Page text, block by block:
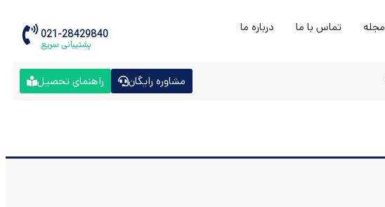
مجله تماس با ما درباره ما 021-28429840
پشتیبانی سریع
مشاوره رایگان راهنمای تحصیل